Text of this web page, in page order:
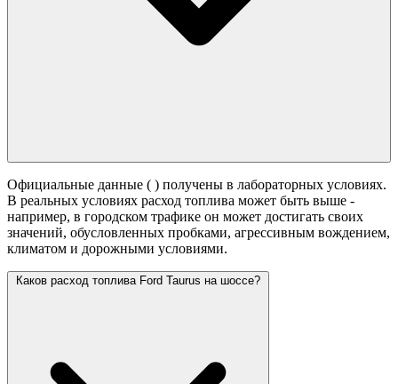
Официальные данные ( ) получены в лабораторных условиях.
В реальных условиях расход топлива может быть выше -
например, в городском трафике он может достигать своих
значений, обусловленных пробками, агрессивным вождением,
климатом и дорожными условиями.
Каков расход топлива Ford Taurus на шоссе?